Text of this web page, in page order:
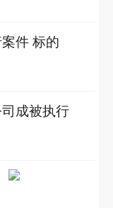
件 标的
成被执行